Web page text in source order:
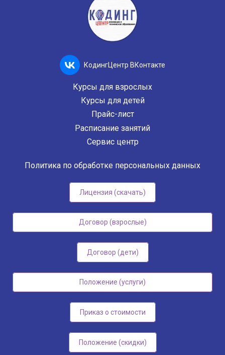
КодингЦентр ВКонтакте
Курсы для взрослых
Курсы для детей
Прайс-лист
Расписание занятий
Сервис центр
Политика по обработке персональных данных
Лицензия (скачать)
Договор (взрослые)
Договор (дети)
Положение (услуги)
Приказ о стоимости
Положение (скидки)